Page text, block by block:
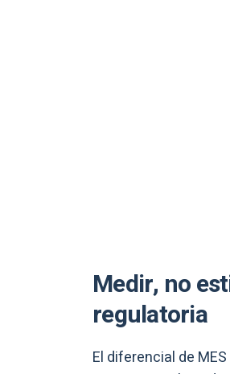
Medir, no
regulatoria
El diferencial de